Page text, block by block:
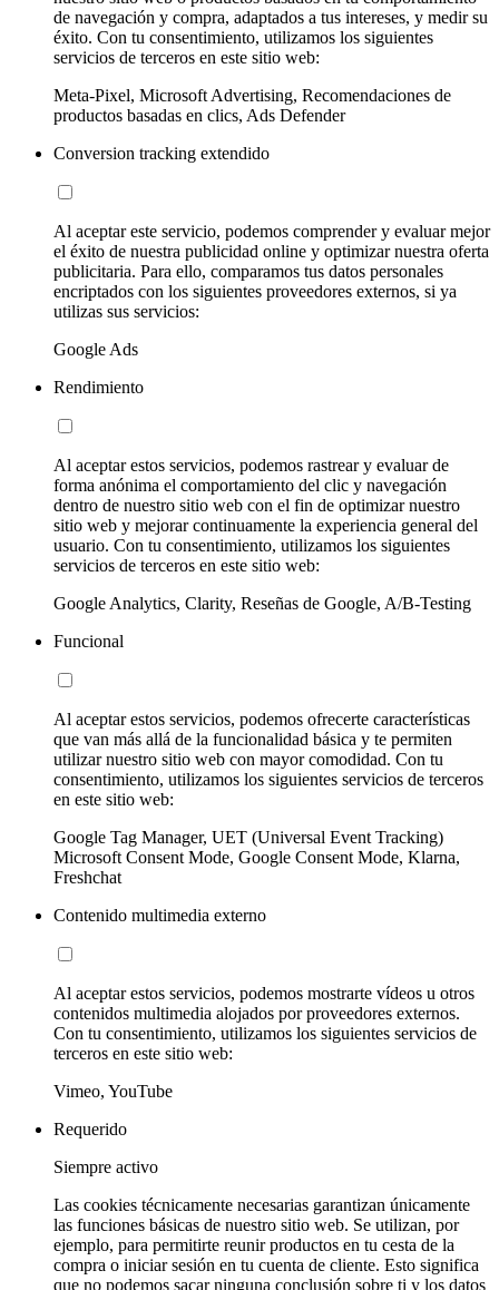
de navegación y compra, adaptados a tus intereses, y medir su
éxito. Con tu consentimiento, utilizamos los siguientes
servicios de terceros en este sitio web:
Meta-Pixel, Microsoft Advertising, Recomendaciones de
productos basadas en clics, Ads Defender
Conversion tracking extendido
Al aceptar este servicio, podemos comprender y evaluar mejor
el éxito de nuestra publicidad online y optimizar nuestra oferta
publicitaria. Para ello, comparamos tus datos personales
encriptados con los siguientes proveedores externos, si ya
utilizas sus servicios:
Google Ads
Rendimiento
Al aceptar estos servicios, podemos rastrear y evaluar de
forma anónima el comportamiento del clic y navegación
dentro de nuestro sitio web con el fin de optimizar nuestro
sitio web y mejorar continuamente la experiencia general del
usuario. Con tu consentimiento, utilizamos los siguientes
servicios de terceros en este sitio web:
Google Analytics, Clarity, Reseñas de Google, A/B-Testing
Funcional
Al aceptar estos servicios, podemos ofrecerte características
que van más allá de la funcionalidad básica y te permiten
utilizar nuestro sitio web con mayor comodidad. Con tu
consentimiento, utilizamos los siguientes servicios de terceros
en este sitio web:
Google Tag Manager, UET (Universal Event Tracking)
Microsoft Consent Mode, Google Consent Mode, Klarna,
Freshchat
Contenido multimedia externo
Al aceptar estos servicios, podemos mostrarte vídeos u otros
contenidos multimedia alojados por proveedores externos.
Con tu consentimiento, utilizamos los siguientes servicios de
terceros en este sitio web:
Vimeo, YouTube
Requerido
Siempre activo
Las cookies técnicamente necesarias garantizan únicamente
las funciones básicas de nuestro sitio web. Se utilizan, por
ejemplo, para permitirte reunir productos en tu cesta de la
compra o iniciar sesión en tu cuenta de cliente. Esto significa
que no podemos sacar ninguna conclusión sobre ti y los datos